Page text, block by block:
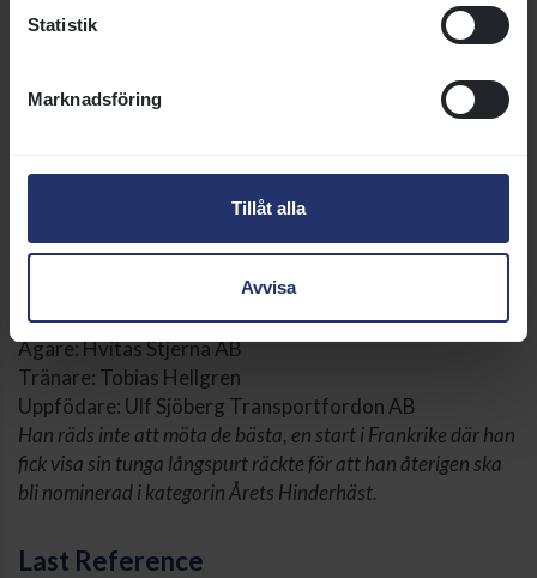
Statistik
Marknadsföring
Tillåt alla
Avvisa
Nominerade: Årets hinderhäst
Ägare: Hvitas Stjerna AB
Tränare: Tobias Hellgren
Uppfödare: Ulf Sjöberg Transportfordon AB
Han räds inte att möta de bästa, en start i Frankrike där han
fick visa sin tunga långspurt räckte för att han återigen ska
bli nominerad i kategorin Årets Hinderhäst.
Last Reference